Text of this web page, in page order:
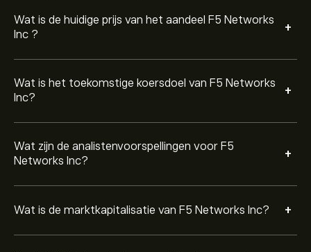
Wat is de huidige prijs van het aandeel F5 Networks
Inc ?
+
Wat is het toekomstige koersdoel van F5 Networks
Inc?
+
Wat zijn de analistenvoorspellingen voor F5
Networks Inc?
+
Wat is de marktkapitalisatie van F5 Networks Inc? +